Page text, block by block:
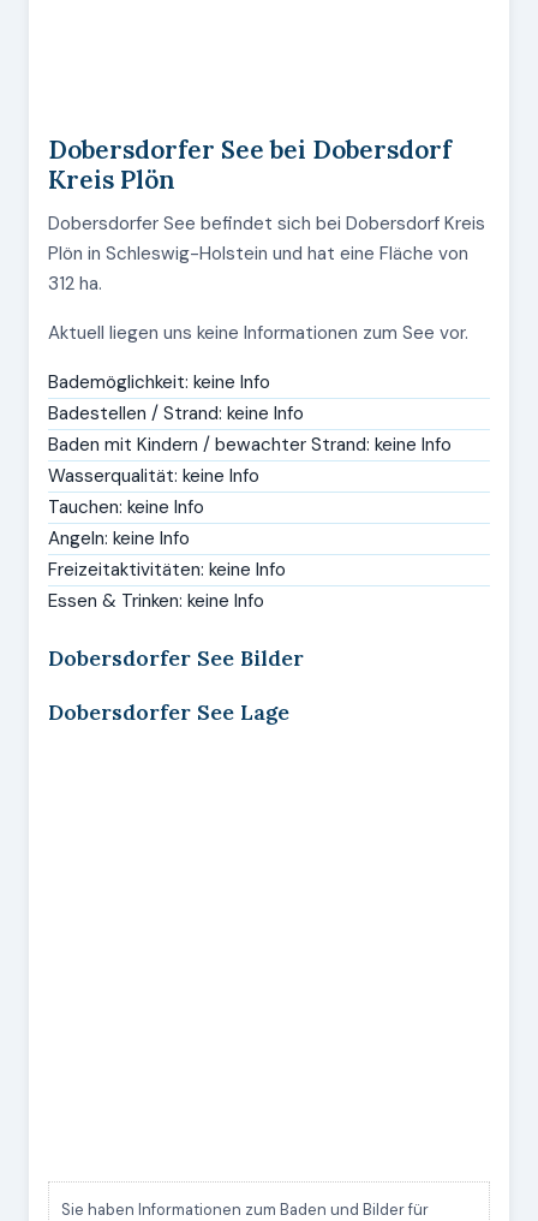
Dobersdorfer See bei Dobersdorf
Kreis Plön
Dobersdorfer See befindet sich bei Dobersdorf Kreis
Plön in Schleswig-Holstein und hat eine Fläche von
312 ha.
Aktuell liegen uns keine Informationen zum See vor.
Bademöglichkeit: keine Info
Badestellen / Strand: keine Info
Baden mit Kindern / bewachter Strand: keine Info
Wasserqualität: keine Info
Tauchen: keine Info
Angeln: keine Info
Freizeitaktivitäten: keine Info
Essen & Trinken: keine Info
Dobersdorfer See Bilder
Dobersdorfer See Lage
Sie haben Informationen zum Baden und Bilder für